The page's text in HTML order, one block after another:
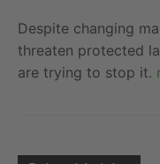
Despite changing
threaten protected
are trying to stop it.